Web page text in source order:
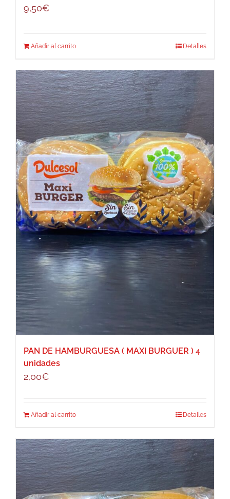
9,50€
Añadir al carrito Detalles
PAN DE HAMBURGUESA ( MAXI BURGUER ) 4
unidades
2,00€
Añadir al carrito Detalles